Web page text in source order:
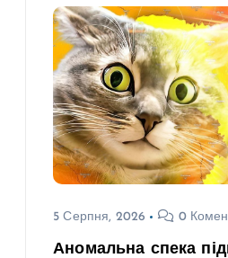
5 Серпня, 2026 0
Аномальна спека